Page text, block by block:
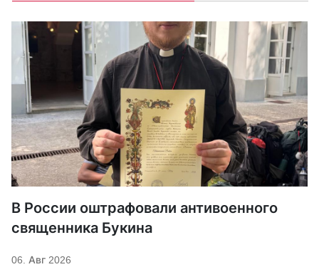
В России оштрафовали антивоенного
священника Букина
06. Авг 2026